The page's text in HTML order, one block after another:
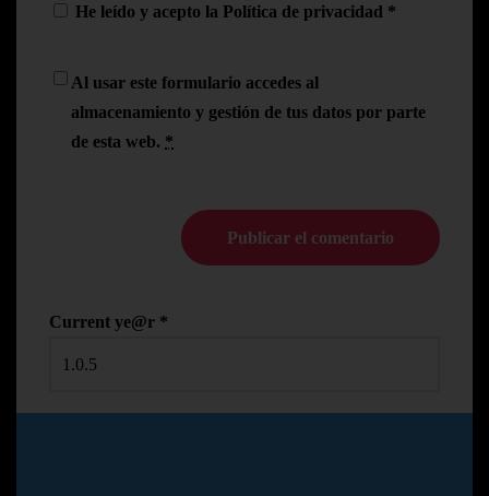
He leído y acepto la Política de privacidad *
Al usar este formulario accedes al
almacenamiento y gestión de tus datos por parte
de esta web. *
Current ye@r *